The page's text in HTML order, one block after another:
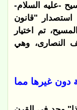
-عليه السلام-
عام "325م"، ثم استصدار "قانون
تم اختيار
النصارى، وهي
دون غيرها مما